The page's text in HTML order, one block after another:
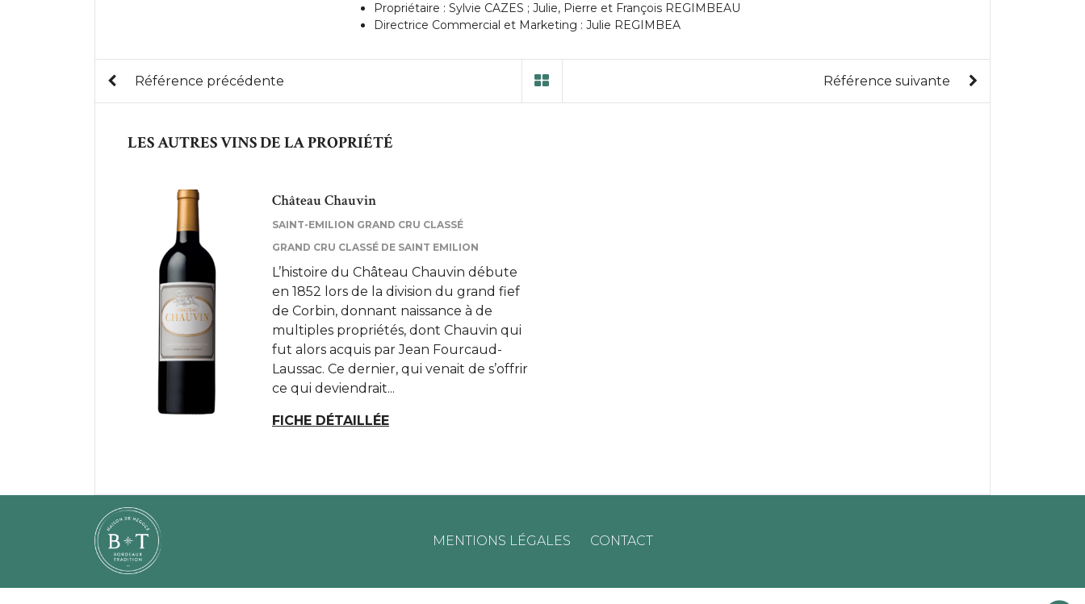
Propriétaire : Sylvie CAZES ; Julie, Pierre et François REGIMBEAU
Directrice Commercial et Marketing : Julie REGIMBEA
Référence précédente Référence suivante
LES AUTRES VINS DE LA PROPRIÉTÉ
Château Chauvin
SAINT-EMILION GRAND CRU CLASSÉ
GRAND CRU CLASSÉ DE SAINT EMILION
L’histoire du Château Chauvin débute
en 1852 lors de la division du grand fief
de Corbin, donnant naissance à de
multiples propriétés, dont Chauvin qui
fut alors acquis par Jean Fourcaud-
Laussac. Ce dernier, qui venait de s’offrir
ce qui deviendrait...
FICHE DÉTAILLÉE
MENTIONS LÉGALES CONTACT